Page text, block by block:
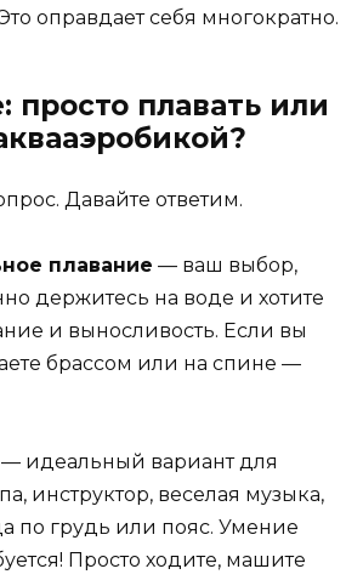
оправдает себя многократно.
просто плавать или
Давайте ответим.
плавание — ваш выбор,
держитесь на воде и хотите
и выносливость. Если вы
брассом или на спине —
— идеальный вариант для
инструктор, веселая музыка,
по грудь или пояс. Умение
Просто ходите, машите